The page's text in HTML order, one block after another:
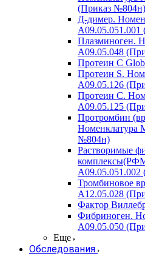
(Приказ №804н)
Д-димер.
Плазминоген.
A09.05.048
Протеин C
Протеин S.
A09.05.126
Протеин С.
A09.05.125
Протромбин
Номенклатура
№804н)
Растворимые
Тромбиновое
A12.05.028
Фактор
Фибриноген.
A09.05.050
Еще
Обследования